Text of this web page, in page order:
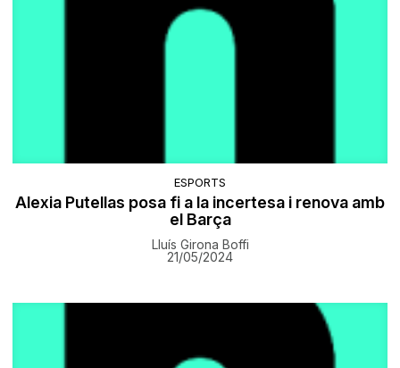
ESPORTS
Alexia Putellas posa fi a la incertesa i renova amb
el Barça
Lluís Girona Boffi
21/05/2024